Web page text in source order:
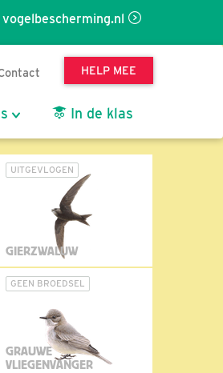
HELP MEE
In de klas
UITGEVLOGEN
GIERZWALUW
GEEN BROEDSEL
GRAUWE
VLIEGENVANGER